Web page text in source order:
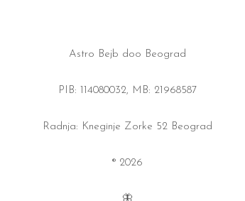
Astro Bejb doo Beograd
PIB: 114080032, MB: 21968587
Radnja: Kneginje Zorke 52 Beograd
® 2026
🦋